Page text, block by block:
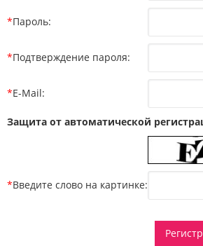
*Пароль:
*Подтверждение пароля:
*E-Mail:
Защита от автоматической
*Введите слово на картинке: